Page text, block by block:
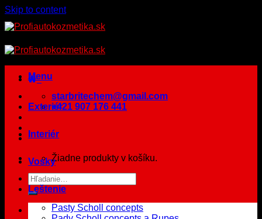
Skip to content
Menu
starbritechem@gmail.com
+421 907 176 441
Žiadne produkty v košíku.
Exteriér
Interiér
Vosky
Leštenie
Pasty Scholl concepts